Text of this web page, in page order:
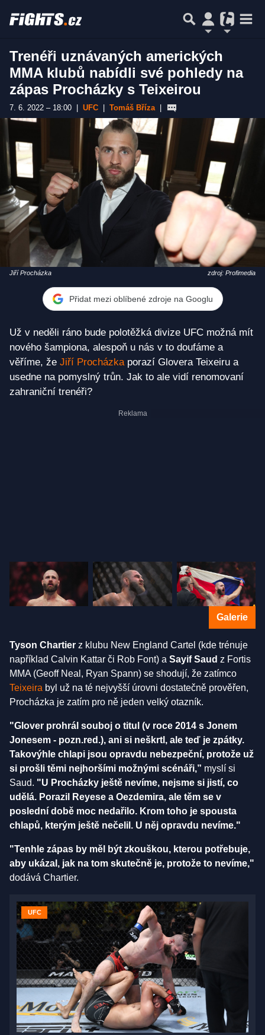
Trenéři uznávaných amerických
MMA klubů nabídli své pohledy na
zápas Procházky s Teixeirou
7. 6. 2022 – 18:00 UFC Tomáš Bříza
Jiří Procházka zdroj: Profimedia
Přidat mezi oblíbené zdroje na Googlu
Už v neděli ráno bude polotěžká divize UFC možná mít
nového šampiona, alespoň u nás v to doufáme a
věříme, že Jiří Procházkaporazí Glovera Teixeiru a
usedne na pomyslný trůn. Jak to ale vidí renomovaní
zahraniční trenéři?
Galerie
Tyson Chartier z klubu New England Cartel (kde trénuje
například Calvin Kattar či Rob Font) a Sayif Saud z Fortis
MMA (Geoff Neal, Ryan Spann) se shodují, že zatímco
Teixeira byl už na té nejvyšší úrovni dostatečně prověřen,
Procházka je zatím pro ně jeden velký otazník.
"Glover prohrál souboj o titul (v roce 2014 s Jonem
Jonesem - pozn.red.), ani si neškrtl, ale teď je zpátky.
Takovýhle chlapi jsou opravdu nebezpeční, protože už
si prošli těmi nejhoršími možnými scénáři,” myslí si
Saud. "U Procházky ještě nevíme, nejsme si jistí, co
udělá. Porazil Reyese a Oezdemira, ale těm se v
poslední době moc nedařilo. Krom toho je spousta
chlapů, kterým ještě nečelil. U něj opravdu nevíme."
"Tenhle zápas by měl být zkouškou, kterou potřebuje,
aby ukázal, jak na tom skutečně je, protože to nevíme,"
dodává Chartier.
UFC